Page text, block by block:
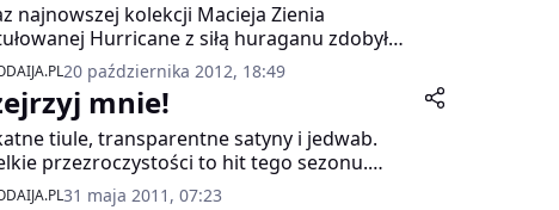
najnowszej kolekcji Macieja Zienia
Hurricane z siłą huraganu zdobył
serca publiczności zgromadzonej w
Soho Factory. Nie zabrakło wrażeń
klasycznej elegancji w stylu
Jednak tym razem pokaz był przede
huraganem kolorów, emocji i
inspiracji.
20 października 2012, 18:49
mnie!
tiule, transparentne satyny i jedwab.
przezroczystości to hit tego sezonu.
się, że to moda dla odważnych i
31 maja 2011, 07:23